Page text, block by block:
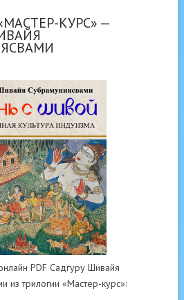
КУРС» —
PDF Садгуру Шивайя
из трилогии «Мастер-курс»: